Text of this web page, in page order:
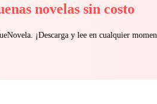
novelas sin costo
¡Descarga y lee en cualquier